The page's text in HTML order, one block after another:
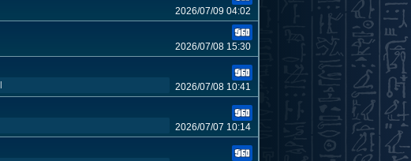
2026/07/09 04:02
2026/07/08 15:30
2026/07/08 10:41
2026/07/07 10:14